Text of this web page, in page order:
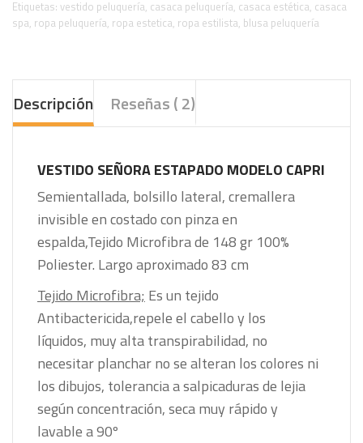
Etiquetas: vestido peluquería, casaca peluquería, casaca estética, casaca
spa, ropa peluquería, ropa estetica, ropa estilista, blusa peluquería
Descripción Reseñas ( 2)
VESTIDO SEÑORA ESTAPADO MODELO CAPRI
Semientallada, bolsillo lateral, cremallera
invisible en costado con pinza en
espalda,Tejido Microfibra de 148 gr 100%
Poliester. Largo aproximado 83 cm
Tejido Microfibra; Es un tejido
Antibactericida,repele el cabello y los
líquidos, muy alta transpirabilidad, no
necesitar planchar no se alteran los colores ni
los dibujos, tolerancia a salpicaduras de lejia
según concentración, seca muy rápido y
lavable a 90º